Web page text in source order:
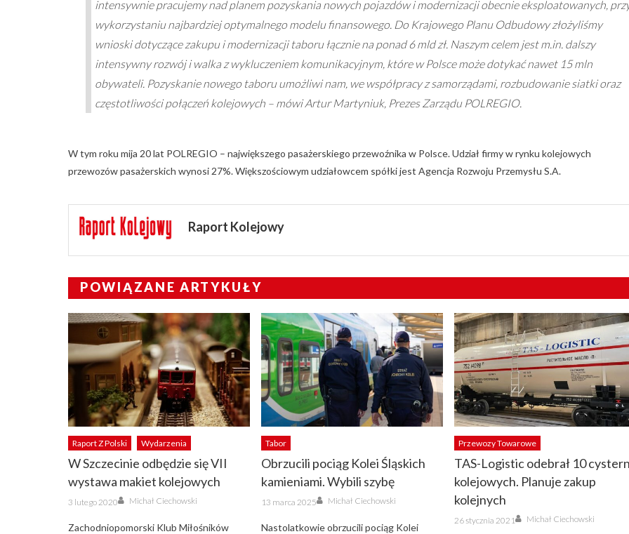
intensywnie pracujemy nad planem pozyskania nowych pojazdów i modernizacji obecnie eksploatowanych,
wykorzystaniu najbardziej optymalnego modelu finansowego. Do Krajowego Planu Odbudowy złożyliśmy
wnioski dotyczące zakupu i modernizacji taboru łącznie na ponad 6 mld zł. Naszym celem jest m.in. dalszy
intensywny rozwój i walka z wykluczeniem komunikacyjnym, które w Polsce może dotykać nawet 15 mln
obywateli. Pozyskanie nowego taboru umożliwi nam, we współpracy z samorządami, rozbudowanie siatki oraz
częstotliwości połączeń kolejowych – mówi Artur Martyniuk, Prezes Zarządu POLREGIO.
W tym roku mija 20 lat POLREGIO – największego pasażerskiego przewoźnika w Polsce. Udział firmy w rynku kolejowych
przewozów pasażerskich wynosi 27%. Większościowym udziałowcem spółki jest Agencja Rozwoju Przemysłu S.A.
Raport Kolejowy
POWIĄZANE ARTYKUŁY
Raport Z Polski Wydarzenia
W Szczecinie odbędzie się VII
wystawa makiet kolejowych
Posted
on
3 lutego 2020 Author
Michał Ciechowski
Zachodniopomorski Klub Miłośników
Tabor
Obrzucili pociąg Kolei Śląskich
kamieniami. Wybili szybę
Posted
on
13 marca 2025 Author
Michał Ciechowski
Nastolatkowie obrzucili pociąg Kolei
Przewozy Towarowe
TAS-Logistic odebrał 10
kolejowych. Planuje zakup
kolejnych
Posted
on
26 stycznia 2021 Author
Michał Ciechowski